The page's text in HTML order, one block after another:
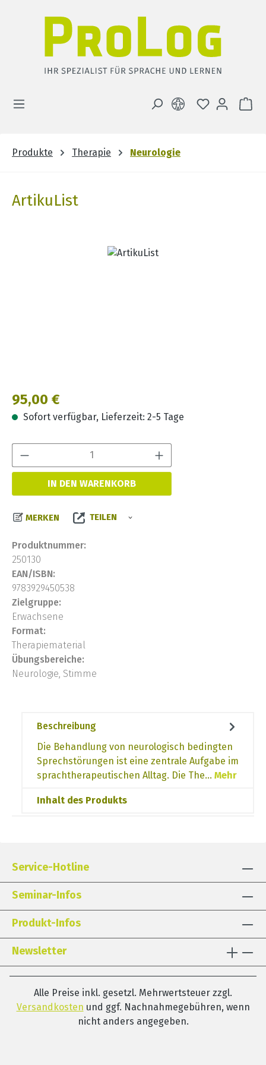
DU HAST 0
Produkte Therapie Neurologie
ArtikuList
Bildergalerie überspringen
Regulärer Preis:
95,00 €
Sofort verfügbar, Lieferzeit: 2-5 Tage
IN DEN WARENKORB
MERKEN TEILEN
Produktnummer:
250130
EAN/ISBN:
9783929450538
Zielgruppe:
Erwachsene
Format:
Therapiematerial
Übungsbereiche:
Neurologie, Stimme
Beschreibung
Die Behandlung von neurologisch bedingten
Sprechstörungen ist eine zentrale Aufgabe im
sprachtherapeutischen Alltag. Die The… Mehr
Inhalt des Produkts
Service-Hotline
Seminar-Infos
Produkt-Infos
Newsletter
Alle Preise inkl. gesetzl. Mehrwertsteuer zzgl.
Versandkosten und ggf. Nachnahmegebühren, wenn
nicht anders angegeben.